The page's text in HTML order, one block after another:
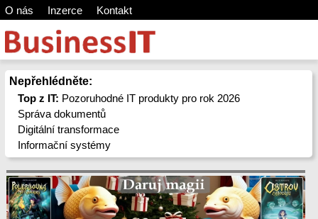
O nás Inzerce Kontakt
Nepřehlédněte:
Top z IT: Pozoruhodné IT produkty pro rok 2026
Správa dokumentů
Digitální transformace
Informační systémy